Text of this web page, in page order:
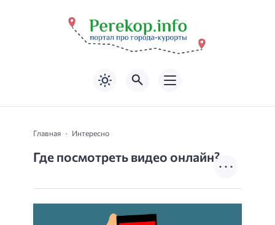
Главная Интересно
Где посмотреть видео онлайн?